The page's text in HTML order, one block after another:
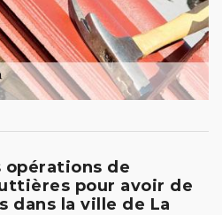
de
pour avoir de
dans la ville de La